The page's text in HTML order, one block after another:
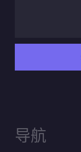
导航